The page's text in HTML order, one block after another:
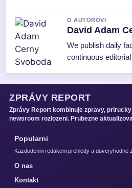
O AUTOROVI
David Adam
We publish daily
continuous
ZPRÁVY REPORT
Zprávy Report kombinuje zpravy,
newsroom rozlozeni. Prubezne
Popularni
Kazdodenni redakcni prehledy a duveryhodne
O nas
Kontakt